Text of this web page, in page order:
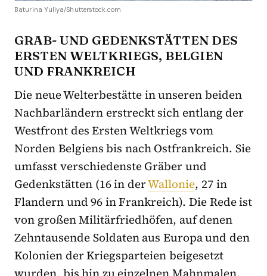
Baturina Yuliya/Shutterstock.com
GRAB- UND GEDENKSTÄTTEN DES
ERSTEN WELTKRIEGS, BELGIEN
UND FRANKREICH
Die neue Welterbestätte in unseren beiden
Nachbarländern erstreckt sich entlang der
Westfront des Ersten Weltkriegs vom
Norden Belgiens bis nach Ostfrankreich. Sie
umfasst verschiedenste Gräber und
Gedenkstätten (16 in derWallonie, 27 in
Flandern und 96 in Frankreich). Die Rede ist
von großen Militärfriedhöfen, auf denen
Zehntausende Soldaten aus Europa und den
Kolonien der Kriegsparteien beigesetzt